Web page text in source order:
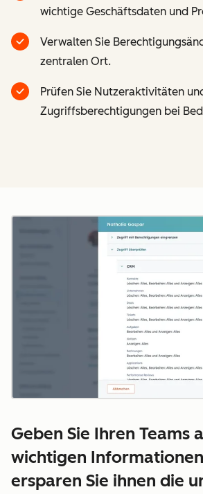
wichtige Geschäftsdaten und
Verwalten Sie
zentralen Ort.
Prüfen Sie Nutzeraktivitäten
Zugriffsberechtigungen bei
Geben Sie Ihren Teams
wichtigen
ersparen Sie ihnen die